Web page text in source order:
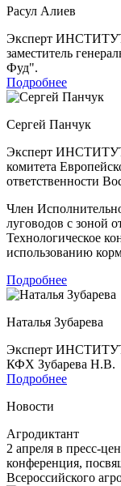
Расул Алиев
Эксперт
заместитель
Фуд".
Подробнее
Сергей Панчук
Эксперт
комитета
ответственности
Член
луговодов с зоной
Технологическое
использованию
Подробнее
Наталья Зубарева
Эксперт
КФХ Зубарева Н.В.
Подробнее
Новости
Агродиктант
2 апреля в пресс-
конференция,
Всероссийского